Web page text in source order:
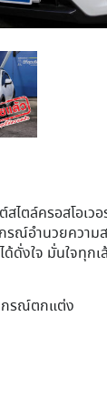
ไตล์ครอสโอเว
ณ์อำนวยความ
ดั่งใจ มั่นใจทุกเ
กรณ์ตกแต่ง